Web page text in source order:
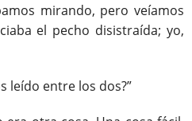
mirando, pero veíamos
el pecho disistraída; yo,
leído entre los dos?”